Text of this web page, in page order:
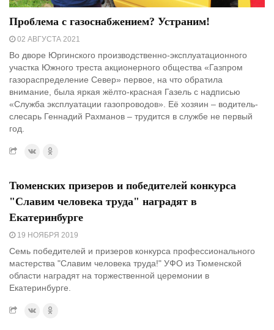
Проблема с газоснабжением? Устраним!
02 АВГУСТА 2021
Во дворе Юргинского производственно-эксплуатационного
участка Южного треста акционерного общества «Газпром
газораспределение Север» первое, на что обратила
внимание, была яркая жёлто-красная Газель с надписью
«Служба эксплуатации газопроводов». Её хозяин – водитель-
слесарь Геннадий Рахманов – трудится в службе не первый
год.
Тюменских призеров и победителей конкурса
"Славим человека труда" наградят в
Екатеринбурге
19 НОЯБРЯ 2019
Семь победителей и призеров конкурса профессионального
мастерства "Славим человека труда!" УФО из Тюменской
области наградят на торжественной церемонии в
Екатеринбурге.